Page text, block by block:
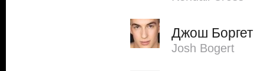
Джош Боргет
Josh Bogert